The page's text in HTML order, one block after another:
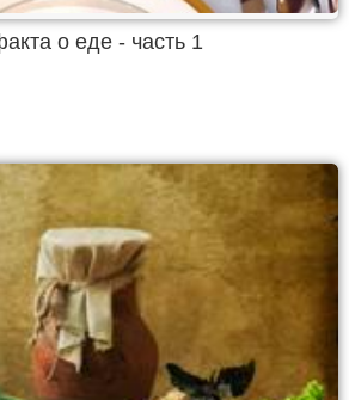
о еде - часть 1